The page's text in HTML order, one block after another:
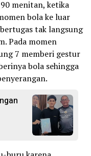
menitan, ketika
bola ke luar
tak langsung
Pada momen
7 memberi gestur
bola sehingga